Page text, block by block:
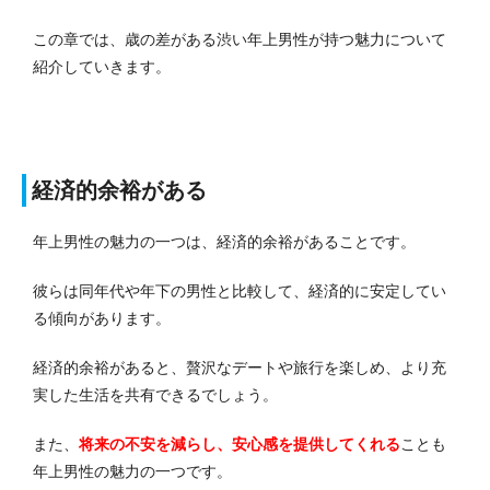
この章では、歳の差がある渋い年上男性が持つ魅力について
紹介していきます。
経済的余裕がある
年上男性の魅力の一つは、経済的余裕があることです。
彼らは同年代や年下の男性と比較して、経済的に安定してい
る傾向があります。
経済的余裕があると、贅沢なデートや旅行を楽しめ、より充
実した生活を共有できるでしょう。
また、将来の不安を減らし、安心感を提供してくれることも
年上男性の魅力の一つです。